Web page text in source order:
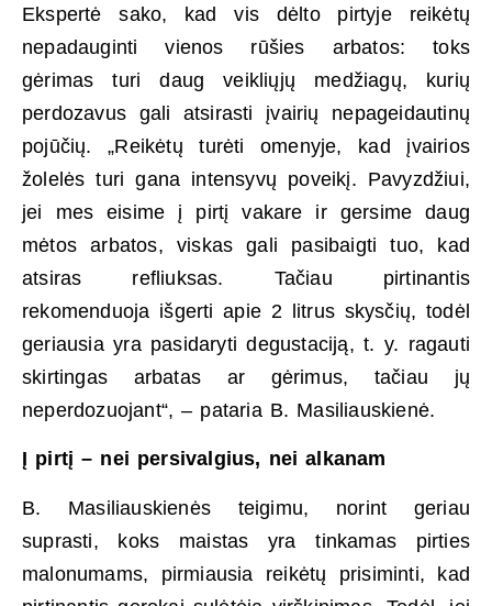
Ekspertė sako, kad vis dėlto pirtyje reikėtų
nepadauginti vienos rūšies arbatos: toks
gėrimas turi daug veikliųjų medžiagų, kurių
perdozavus gali atsirasti įvairių nepageidautinų
pojūčių. „Reikėtų turėti omenyje, kad įvairios
žolelės turi gana intensyvų poveikį. Pavyzdžiui,
jei mes eisime į pirtį vakare ir gersime daug
mėtos arbatos, viskas gali pasibaigti tuo, kad
atsiras refliuksas. Tačiau pirtinantis
rekomenduoja išgerti apie 2 litrus skysčių, todėl
geriausia yra pasidaryti degustaciją, t. y. ragauti
skirtingas arbatas ar gėrimus, tačiau jų
neperdozuojant“, – pataria B. Masiliauskienė.
Į pirtį – nei persivalgius, nei alkanam
B. Masiliauskienės teigimu, norint geriau
suprasti, koks maistas yra tinkamas pirties
malonumams, pirmiausia reikėtų prisiminti, kad